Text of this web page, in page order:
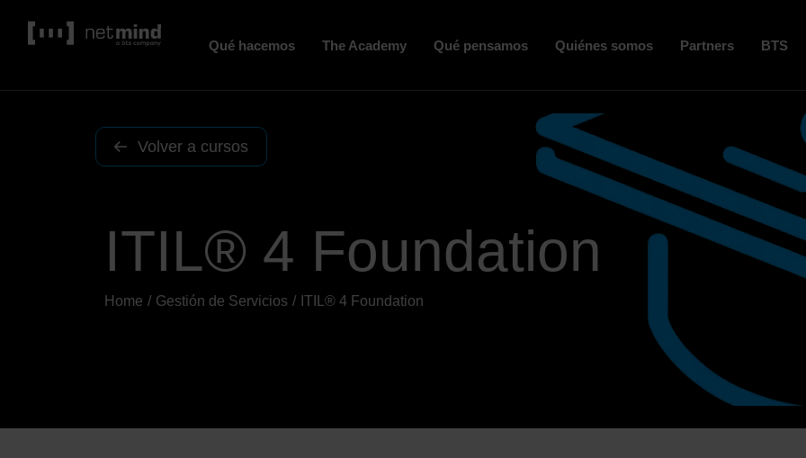
Qué hacemos The Academy Qué pensamos Quiénes somos Partners BTS
Volver a cursos
ITIL® 4 Foundation
You are here:
Home Gestión de Servicios ITIL® 4 Foundation